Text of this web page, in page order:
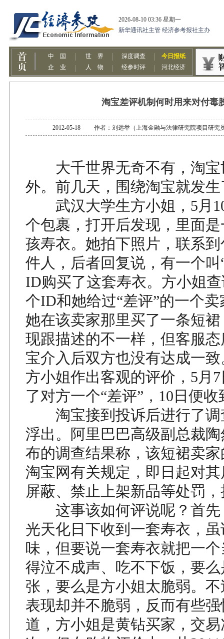
淘宝差评机制何时用来对付毒
2012-05-18 作者：刘远举（上海金融与法律研究院项目研
大千世界无奇不有，淘宝
外。前几天，围绕淘宝就发
武汉大学生方小姐，5月
个包裹，打开后发现，里面
孩寿衣。她拍下照片，联系
件人，后者回复说，有一个
ID购买了这套寿衣。方小姐
个ID和她给过“差评”的一个
她在该卖家那里买了一条短
现跟描述的不一样，但客服
宝介入后双方也没有达成一
方小姐作出客观的评价，5月
了对方一个“差评”，10日便
淘宝接到投诉后进行了调
浮出。阿里巴巴高级副总裁陶
布的调查结果称，该短裙卖
淘宝网有关规定，即日起对
屏蔽、禁止上架新品等处罚
这事该如何评说呢？首先
光天化日下收到一套寿衣，
味，但要说一套寿衣就把一
得泣不成声、吃不下饭，要
张，要么是方小姐太脆弱。
表现却并不脆弱，反而有些
道，方小姐是黄钻买家，交易